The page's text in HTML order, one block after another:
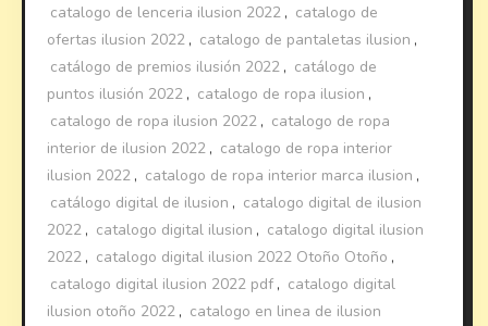
catalogo de lenceria ilusion 2022 , catalogo de
ofertas ilusion 2022 , catalogo de pantaletas ilusion ,
catálogo de premios ilusión 2022 , catálogo de
puntos ilusión 2022 , catalogo de ropa ilusion ,
catalogo de ropa ilusion 2022 , catalogo de ropa
interior de ilusion 2022 , catalogo de ropa interior
ilusion 2022 , catalogo de ropa interior marca ilusion ,
catálogo digital de ilusion , catalogo digital de ilusion
2022 , catalogo digital ilusion , catalogo digital ilusion
2022 , catalogo digital ilusion 2022 Otoño Otoño ,
catalogo digital ilusion 2022 pdf , catalogo digital
ilusion otoño 2022 , catalogo en linea de ilusion